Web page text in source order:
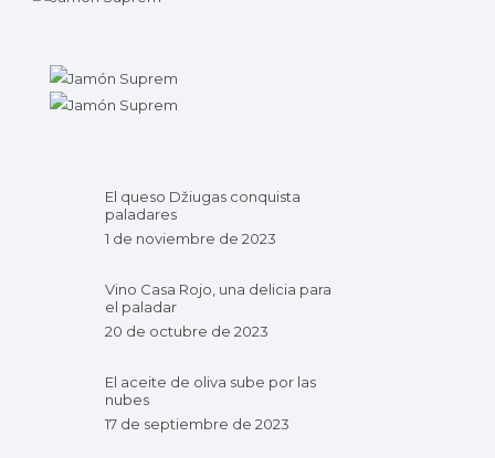
El queso Džiugas conquista
paladares
1 de noviembre de 2023
Vino Casa Rojo, una delicia para
el paladar
20 de octubre de 2023
El aceite de oliva sube por las
nubes
17 de septiembre de 2023